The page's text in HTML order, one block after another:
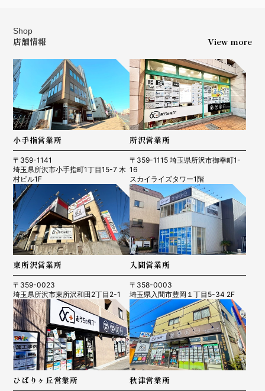
Shop
店舗情報 View more
小手指営業所
〒359-1141
埼玉県所沢市小手指町1丁目15-7 木
村ビル1F
所沢営業所
〒359-1115 埼玉県所沢市御幸町1-
16
スカイライズタワー1階
東所沢営業所
〒359-0023
埼玉県所沢市東所沢和田2丁目2-1
入間営業所
〒358-0003
埼玉県入間市豊岡１丁目5-34 2F
ひばりヶ丘営業所 秋津営業所